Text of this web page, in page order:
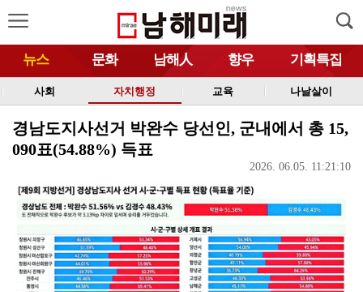
뉴스 문화 남해人 향우 기획특집
사회 자치행정 교육 나날살이
경남도지사선거 박완수 당선인, 군내에서 총 15,
090표(54.88%) 득표
2026. 06.05. 11:21:10